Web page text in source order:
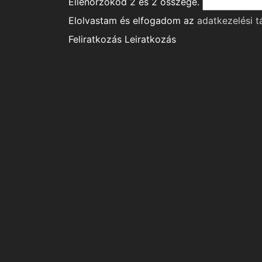
Elolvastam és elfogadom az adatkezelési
Feliratkozás Leiratkozás